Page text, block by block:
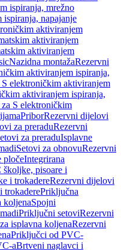
ispiranja, mrežno
napajanje
aktiviranjem
aktiviranjem
aktiviranjem
Nazidna montažaRezervni
aktiviranjem ispiranja,
elektroničkim aktiviranjem
aktiviranjem ispiranja,
S elektroničkim
PriborRezervni dijelovi
za preraduRezervni
za preraduIsplavne
Setovi za obnovuRezervni
pločeIntegrirana
pisoare i
i trokadereRezervni dijelovi
trokaderePriključna
koljenaSpojni
Priključni setoviRezervni
isplavna koljenaRezervni
Priključci od PVC-
aBrtveni naglavci i